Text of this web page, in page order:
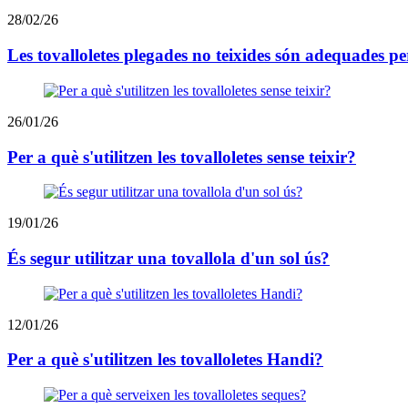
28/02/26
Les tovalloletes plegades no teixides són adequades
26/01/26
Per a què s'utilitzen les tovalloletes sense teixir?
19/01/26
És segur utilitzar una tovallola d'un sol ús?
12/01/26
Per a què s'utilitzen les tovalloletes Handi?